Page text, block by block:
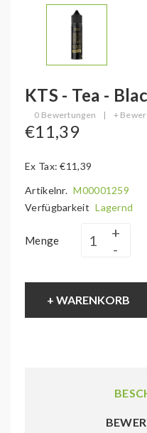
KTS - Tea -
0 Bewertungen | +
€11,39
Ex Tax: €11,39
Artikelnr. M00001259
Verfügbarkeit Lagernd
Menge
+ WARENKORB